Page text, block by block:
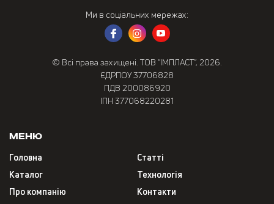
Ми в соціальних мережах:
© Всі права захищені. ТОВ “ІМПЛАСТ”, 2026.
ЄДРПОУ 37706828
ПДВ 200086920
ІПН 377068220281
Меню
Головна
Каталог
Про компанію
Статті
Технологія
Контакти